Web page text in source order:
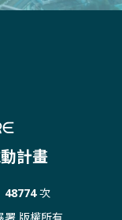
計畫
48774次